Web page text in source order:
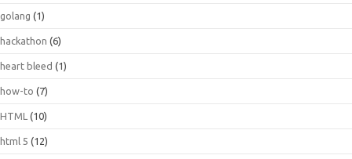
golang (1)
hackathon (6)
heart bleed (1)
how-to (7)
HTML (10)
html 5 (12)